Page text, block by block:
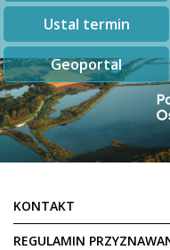
Ustal termin
Geoportal
KONTAKT
REGULAMIN